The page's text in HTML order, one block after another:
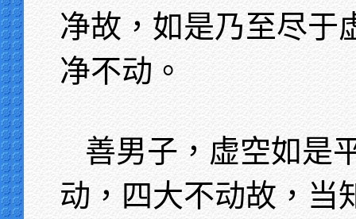
净故，如是乃至尽于
净不动。
善男子，虚空如是
动，四大不动故，当